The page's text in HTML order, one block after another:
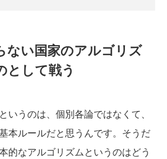
ない国家のアルゴリズ
として戦う
いうのは、個別各論ではなくて、
本ルールだと思うんです。そうだ
的なアルゴリズムというのはどう